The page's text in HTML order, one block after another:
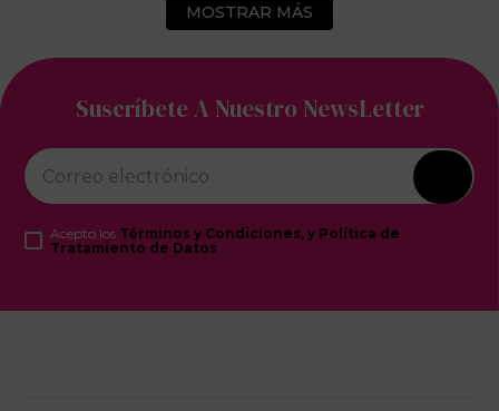
MOSTRAR MÁS
Suscríbete A Nuestro NewsLetter
Acepto los Términos y Condiciones, y Política de
Tratamiento de Datos